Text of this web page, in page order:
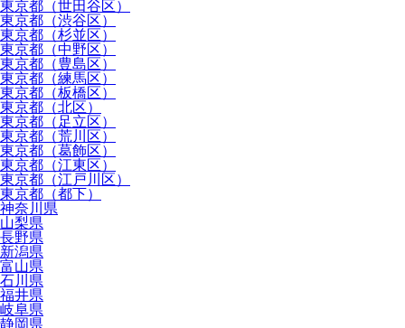
東京都（世田谷区）
東京都（渋谷区）
東京都（杉並区）
東京都（中野区）
東京都（豊島区）
東京都（練馬区）
東京都（板橋区）
東京都（北区）
東京都（足立区）
東京都（荒川区）
東京都（葛飾区）
東京都（江東区）
東京都（江戸川区）
東京都（都下）
神奈川県
山梨県
長野県
新潟県
富山県
石川県
福井県
岐阜県
静岡県